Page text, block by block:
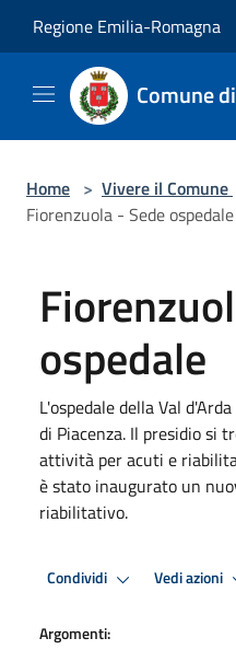
Regione Emilia-Romagna
Comune
Home > Vivere il Comune
Fiorenzuola - Sede ospedale
ospedale
L'ospedale della Val
di Piacenza. Il presidio si
attività per acuti e
è stato inaugurato un
riabilitativo.
Condividi Vedi azioni
Argomenti: